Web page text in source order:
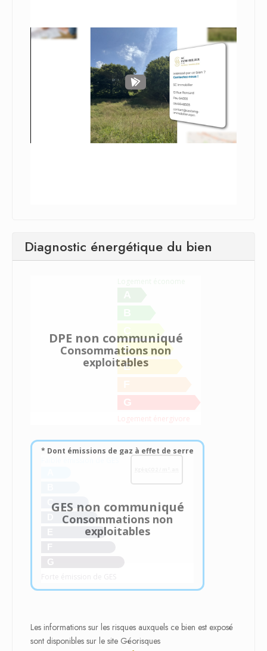
Diagnostic énergétique du bien
D
E
G
Logement énergivore
DPE non communiqué
Consommations non
exploitables
* Dont émissions de gaz à effet de serre
C
G
GES non communiqué
Consommations non
exploitables
Les informations sur les risques auxquels ce bien est exposé
sont disponibles sur le site Géorisques